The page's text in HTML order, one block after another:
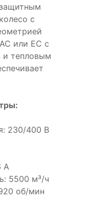
с
или EC с
и тепловым
230/400 В
А
5500 м³/ч
об/мин